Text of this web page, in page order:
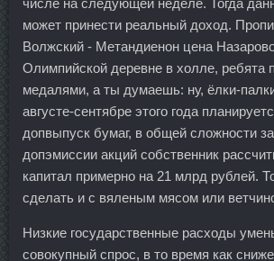
числе на следующей неделе. Тогда
может принести реальный доход.
Волжский - Метандиенон цена
Олимпийской деревне в холле, ребята
медалями, а ты думаешь: ну, ёлки-
августе-сентябре этого года
допвыпуск бумаг, в общей сложности
допэмиссии акций собственник
капитал примерно на 21 млрд рублей.
сделать и с вяленым мясом или
Низкие государственные расходы
совокупный спрос, в то время как